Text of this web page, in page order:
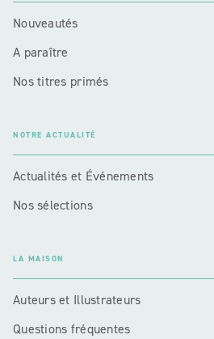
Nouveautés
A paraître
Nos titres primés
NOTRE ACTUALITÉ
Actualités et Événements
Nos sélections
LA MAISON
Auteurs et Illustrateurs
Questions fréquentes